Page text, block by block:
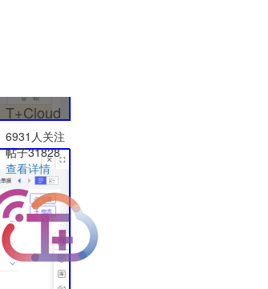
T+Cloud
6931人关注
帖子31828
查看详情